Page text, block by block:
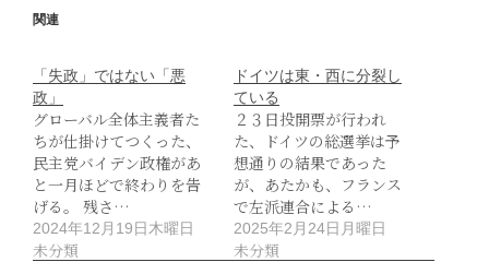
関連
「失政」ではない「悪
政」
グローバル全体主義者た
ちが仕掛けてつくった、
民主党バイデン政権があ
と一月ほどで終わりを告
げる。 残さ…
2024年12月19日木曜日
未分類
ドイツは東・西に分裂し
ている
２３日投開票が行われ
た、ドイツの総選挙は予
想通りの結果であった
が、あたかも、フランス
で左派連合による…
2025年2月24日月曜日
未分類